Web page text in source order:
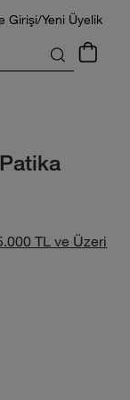
Girişi/Yeni Üyelik
TL ve Üzeri